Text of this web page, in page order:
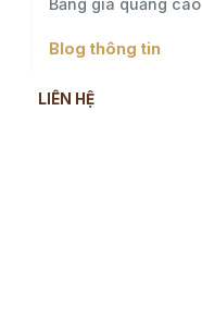
Blog thông tin
LIÊN HỆ